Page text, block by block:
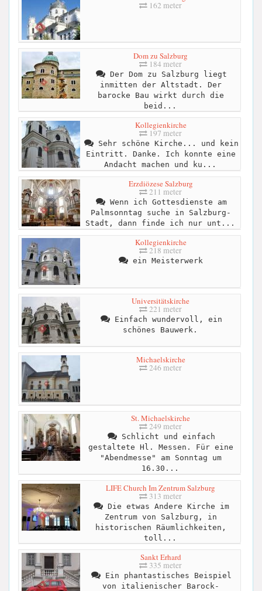
162 meter
Dom zu Salzburg
184 meter
Der Dom zu Salzburg liegt
inmitten der Altstadt. Der
barocke Bau wirkt durch die
beid...
Kollegienkirche
197 meter
Sehr schöne Kirche... und kein
Eintritt. Danke. Ich konnte eine
Andacht machen und ku...
Erzdiözese Salzburg
211 meter
Wenn ich Gottesdienste am
Palmsonntag suche in Salzburg-
Stadt, dann finde ich nur unt...
Kollegienkirche
218 meter
ein Meisterwerk
Universitätskirche
221 meter
Einfach wundervoll, ein
schönes Bauwerk.
Michaelskirche
246 meter
St. Michaelskirche
249 meter
Schlicht und einfach
gestaltete Hl. Messen. Für eine
"Abendmesse" am Sonntag um
16.30...
LIFE Church Im Zentrum Salzburg
313 meter
Die etwas Andere Kirche im
Zentrum von Salzburg, in
historischen Räumlichkeiten,
toll...
Sankt Erhard
335 meter
Ein phantastisches Beispiel
von italienischer Barock-